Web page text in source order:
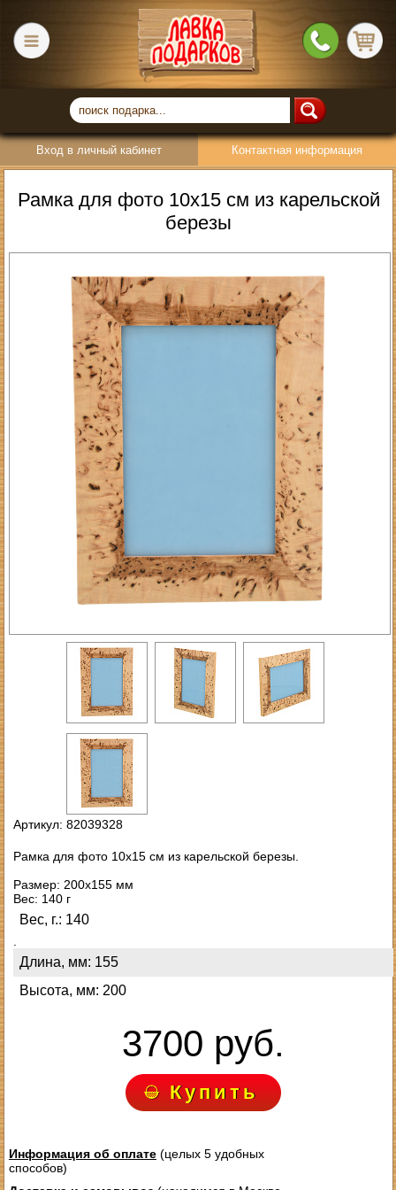
Вход в личный кабинет Контактная информация
Рамка для фото 10х15 см из карельской
березы
Артикул: 82039328
Рамка для фото 10х15 см из карельской березы.
Размер: 200х155 мм
Вес: 140 г
Вес, г.: 140
Длина, мм: 155
Высота, мм: 200
3700 руб.
Купить
Информация об оплате(целых 5 удобных
способов)